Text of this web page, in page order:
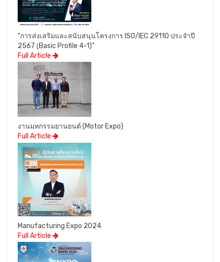
"การส่งเสริมและสนับสนุนโครงการ ISO/IEC 29110 ประจำปี
2567 (ฺBasic Profile 4-1)"
Full Article
งานมหกรรมยานยนต์ (Motor Expo)
Full Article
Manufacturing Expo 2024
Full Article